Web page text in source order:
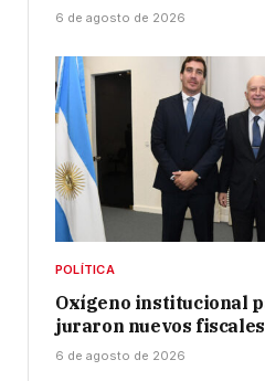
6 de agosto de 2026
POLÍTICA
Oxígeno institucional
juraron nuevos
6 de agosto de 2026